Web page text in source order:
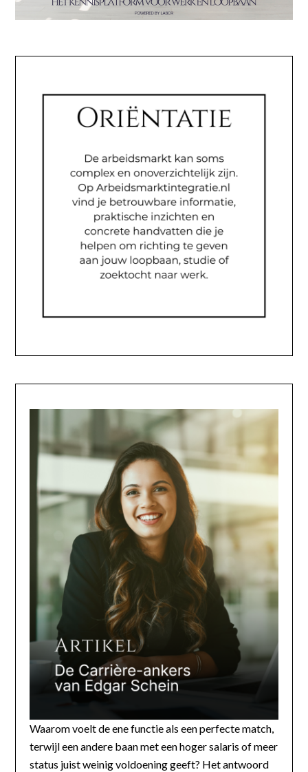
Waarom voelt de ene functie als een perfecte match,
terwijl een andere baan met een hoger salaris of meer
status juist weinig voldoening geeft? Het antwoord